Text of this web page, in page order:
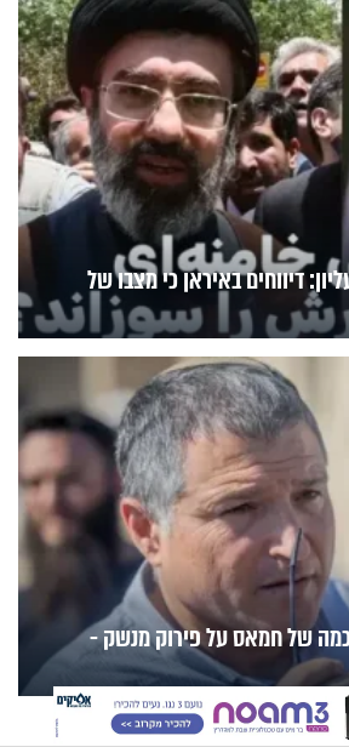
דיווחים באיראן כי מצבו של
של חמאס על פירוק מנשק -
הידברותתוכניות הערוץ